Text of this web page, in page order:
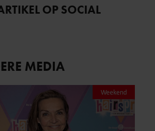
OP SOCIAL
MEDIA
Weekend